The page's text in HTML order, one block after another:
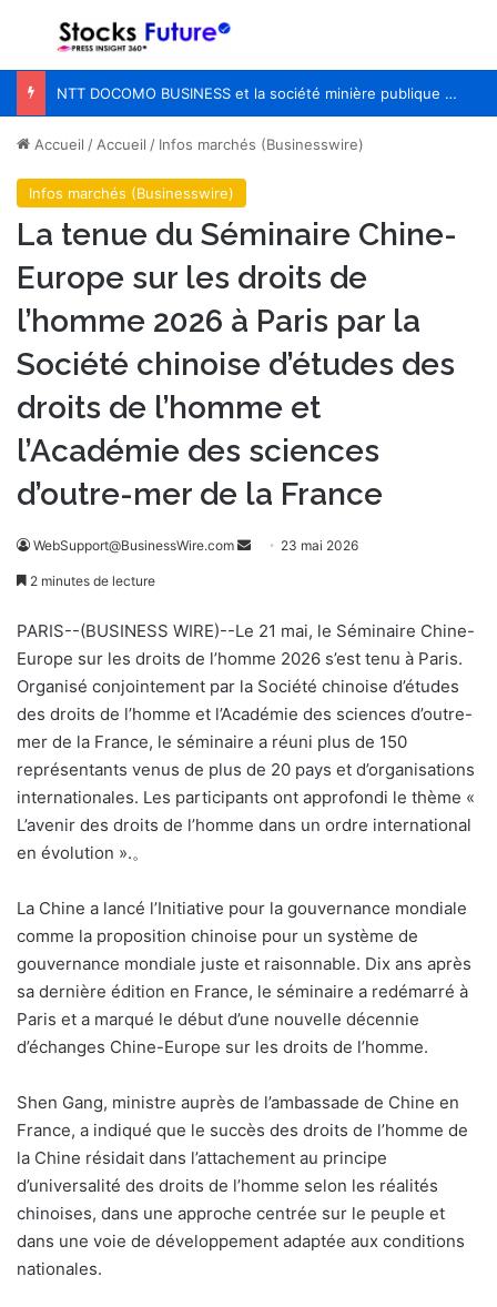
Menu
NTT DOCOMO BUSINESS et la société minière publique chilienne CODELCO lancent une étude et une validation de principe visant à améliorer l’efficacité des opérations à distance dans les mines de cuivre grâce à l’APN IOWN®
Accueil /Accueil / Infos marchés (Businesswire)
Infos marchés (Businesswire)
La tenue du Séminaire Chine-
Europe sur les droits de
l’homme 2026 à Paris par la
Société chinoise d’études des
droits de l’homme et
l’Académie des sciences
d’outre-mer de la France
WebSupport@BusinessWire.com
o
y
i
e
l
23 mai 2026
2 minutes de lecture
PARIS--(BUSINESS WIRE)--Le 21 mai, le Séminaire Chine-
Europe sur les droits de l’homme 2026 s’est tenu à Paris.
Organisé conjointement par la Société chinoise d’études
des droits de l’homme et l’Académie des sciences d’outre-
mer de la France, le séminaire a réuni plus de 150
représentants venus de plus de 20 pays et d’organisations
internationales. Les participants ont approfondi le thème «
L’avenir des droits de l’homme dans un ordre international
en évolution ».。
La Chine a lancé l’Initiative pour la gouvernance mondiale
comme la proposition chinoise pour un système de
gouvernance mondiale juste et raisonnable. Dix ans après
sa dernière édition en France, le séminaire a redémarré à
Paris et a marqué le début d’une nouvelle décennie
d’échanges Chine-Europe sur les droits de l’homme.
Shen Gang, ministre auprès de l’ambassade de Chine en
France, a indiqué que le succès des droits de l’homme de
la Chine résidait dans l’attachement au principe
d’universalité des droits de l’homme selon les réalités
chinoises, dans une approche centrée sur le peuple et
dans une voie de développement adaptée aux conditions
nationales.